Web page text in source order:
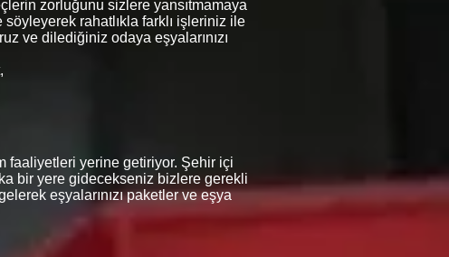
zorluğunu sizlere yansıtmamaya
rahatlıkla farklı işleriniz ile
ve dilediğiniz odaya eşyalarınızı
faaliyetleri yerine getiriyor. Şehir içi
bir yere gidecekseniz bizlere gerekli
eşyalarınızı paketler ve eşya